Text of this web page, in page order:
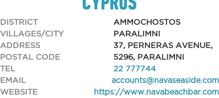
DISTRICT
AMMOCHOSTOS
VILLAGES/CITY
PARALIMNI
ADDRESS
37, PERNERAS AVENUE,
POSTAL CODE
5296, PARALIMNI
TEL
22 777744
EMAIL
accounts@navaseaside.com
WEBSITE
https://www.navabeachbar.com